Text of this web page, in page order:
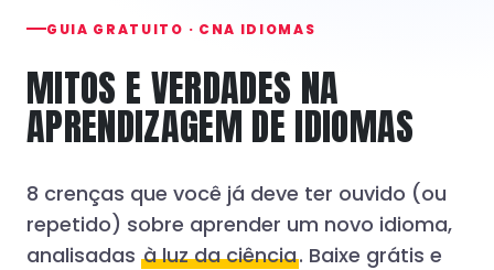
GUIA GRATUITO · CNA IDIOMAS
MITOS E VERDADES NA
APRENDIZAGEM DE IDIOMAS
8 crenças que você já deve ter ouvido (ou
repetido) sobre aprender um novo idioma,
analisadas à luz da ciência. Baixe grátis e